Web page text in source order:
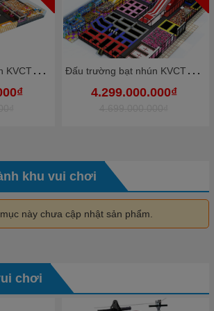
Đ
ấu trường bạt nhún KVCTP9012- Trampoline park rộng lớn chuẩn quốc tế - Công viên bạt nhún vôi nhộn Đ
ấu trường bạt nhún KVCTP9010- Trampoline park rộng lớn chuẩn quốc tế - Công viên bạt nhún vôi nhộn
4.299.000.000₫
khu vui chơi
này chưa cập nhật sản phẩm.
chơi